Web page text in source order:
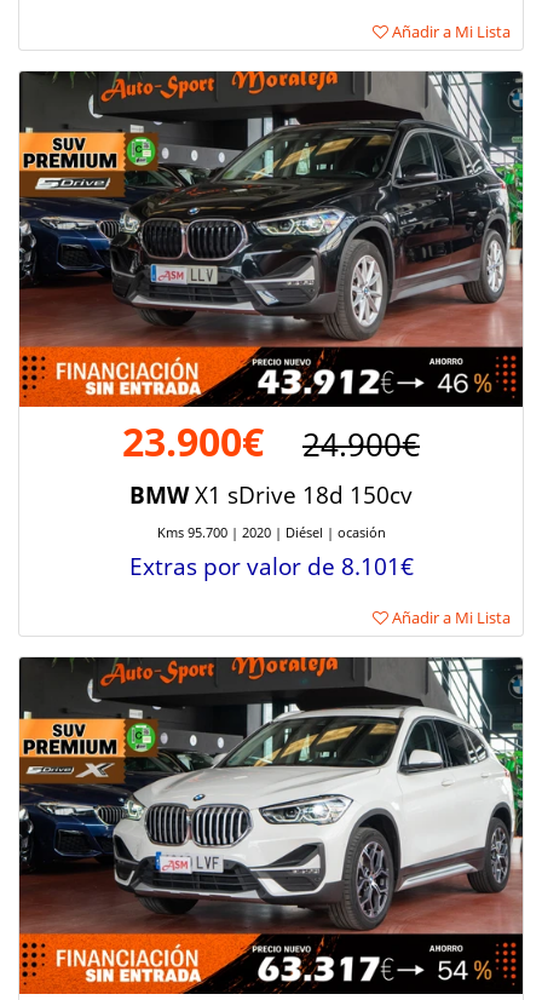
Añadir a Mi Lista
23.900€ 24.900€
BMWX1 sDrive 18d 150cv
Kms 95.700 | 2020 | Diésel | ocasión
Extras por valor de 8.101€
Añadir a Mi Lista